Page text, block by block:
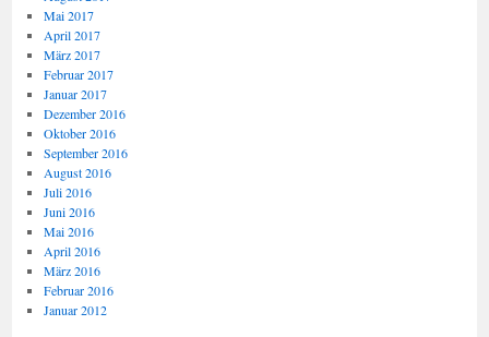
Mai 2017
April 2017
März 2017
Februar 2017
Januar 2017
Dezember 2016
Oktober 2016
September 2016
August 2016
Juli 2016
Juni 2016
Mai 2016
April 2016
März 2016
Februar 2016
Januar 2012